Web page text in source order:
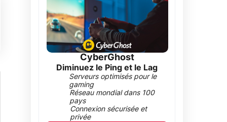
CyberGhost
Diminuez le Ping et le Lag
Serveurs optimisés pour le
gaming
Réseau mondial dans 100
pays
Connexion sécurisée et
privée